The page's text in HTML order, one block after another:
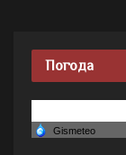
Погода